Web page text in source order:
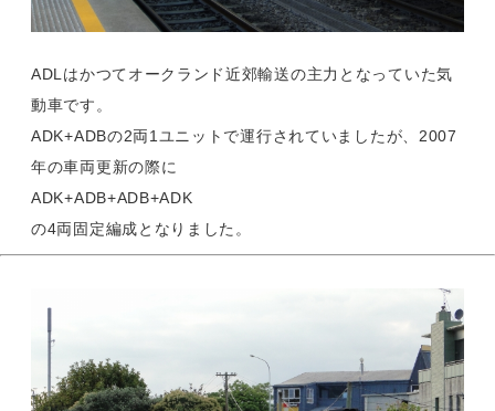
ADLはかつてオークランド近郊輸送の主力となっていた気
動車です。
ADK+ADBの2両1ユニットで運行されていましたが、2007
年の車両更新の際に
ADK+ADB+ADB+ADK
の4両固定編成となりました。